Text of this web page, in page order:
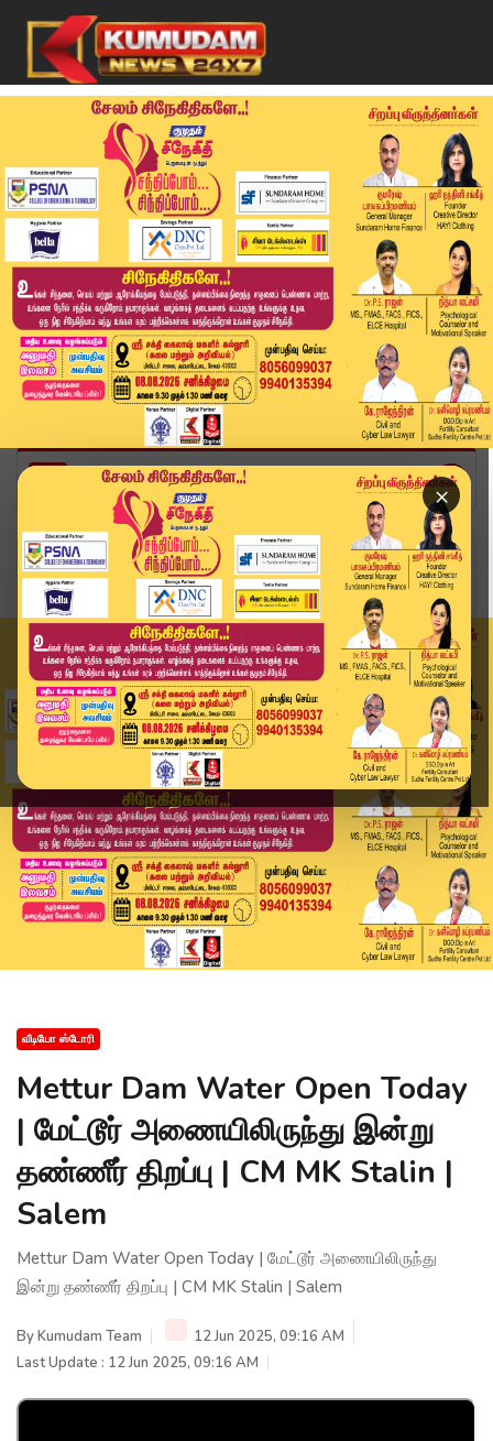
×
Home
வீடியோ ஸ்டோரி
Mettur Dam Water Open Today | மேட்டூர் அணையிலிர...
வீடியோ ஸ்டோரி
Mettur Dam Water Open Today
| மேட்டூர் அணையிலிருந்து இன்று
தண்ணீர் திறப்பு | CM MK Stalin |
Salem
Mettur Dam Water Open Today | மேட்டூர் அணையிலிருந்து
இன்று தண்ணீர் திறப்பு | CM MK Stalin | Salem
ByKumudam Team
12 Jun 2025, 09:16 AM
Last Update : 12 Jun 2025, 09:16 AM